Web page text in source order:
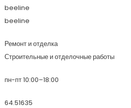
beeline
beeline
Ремонт и отделка
Строительные и отделочные работы
пн-пт 10:00–18:00
64.51635